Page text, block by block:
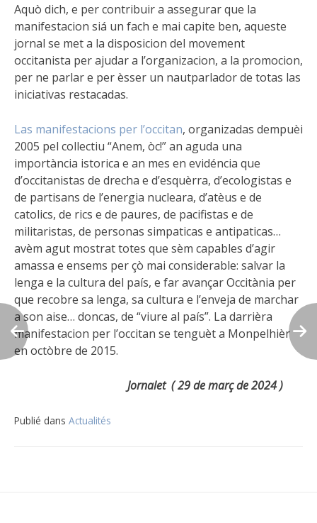
Aquò dich, e per contribuir a assegurar que la
manifestacion siá un fach e mai capite ben, aqueste
jornal se met a la disposicion del movement
occitanista per ajudar a l’organizacion, a la promocion,
per ne parlar e per èsser un nautparlador de totas las
iniciativas restacadas.
Las manifestacions per l’occitan, organizadas dempuèi
2005 pel collectiu “Anem, òc!” an aguda una
importància istorica e an mes en evidéncia que
d’occitanistas de drecha e d’esquèrra, d’ecologistas e
de partisans de l’energia nucleara, d’atèus e de
catolics, de rics e de paures, de pacifistas e de
militaristas, de personas simpaticas e antipaticas…
avèm agut mostrat totes que sèm capables d’agir
amassa e ensems per çò mai considerable: salvar la
lenga e la cultura del país, e far avançar Occitània per
que recobre sa lenga, sa cultura e l’enveja de marchar
a son aise… doncas, de “viure al país”. La darrièra
manifestacion per l’occitan se tenguèt a Monpelhièr
en octòbre de 2015.
Jornalet ( 29 de març de 2024 )
Publié dans Actualités